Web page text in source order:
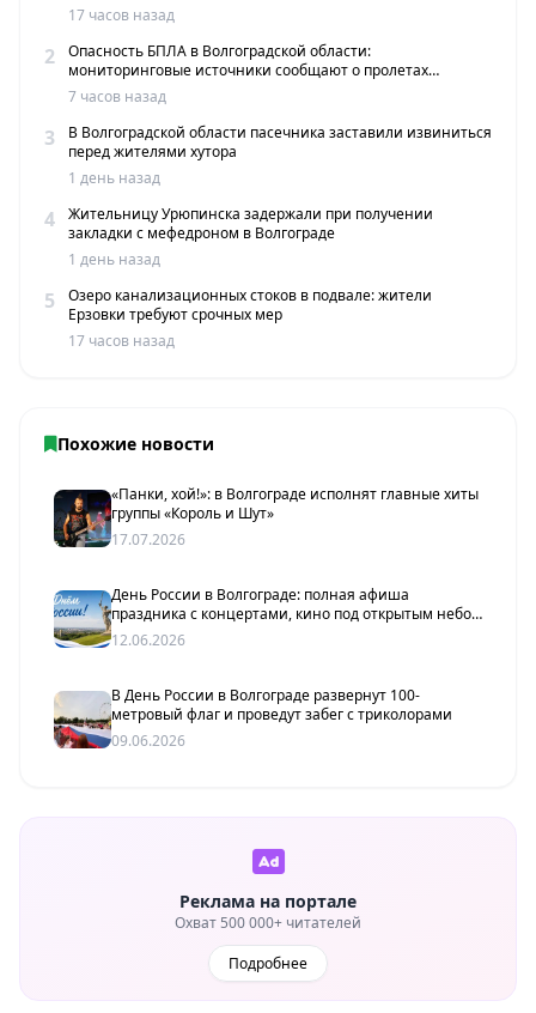
17 часов назад
2
Опасность БПЛА в Волгоградской области:
мониторинговые источники сообщают о пролетах
беспилотников
7 часов назад
3
В Волгоградской области пасечника заставили извиниться
перед жителями хутора
1 день назад
4
Жительницу Урюпинска задержали при получении
закладки с мефедроном в Волгограде
1 день назад
5
Озеро канализационных стоков в подвале: жители
Ерзовки требуют срочных мер
17 часов назад
Похожие новости
«Панки, хой!»: в Волгограде исполнят главные хиты
группы «Король и Шут»
17.07.2026
День России в Волгограде: полная афиша
праздника с концертами, кино под открытым небом
и 100-метровым флагом
12.06.2026
В День России в Волгограде развернут 100-
метровый флаг и проведут забег с триколорами
09.06.2026
Реклама на портале
Охват 500 000+ читателей
Подробнее